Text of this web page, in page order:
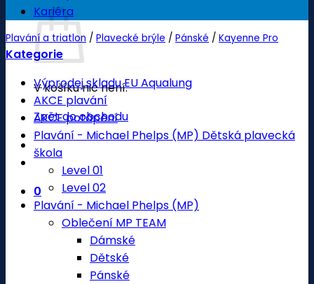
V košíku nic není.
Zpět do obchodu
0
Kariéra
Plavání a triatlon / Plavecké brýle / Pánské / Kayenne Pro
Kategorie
Výprodej skladu EU Aqualung
AKCE plavání
AKCE potápění
Plavání - Michael Phelps (MP) Dětská plavecká
škola
Level 01
Level 02
Plavání - Michael Phelps (MP)
Oblečení MP TEAM
Dámské
Dětské
Pánské